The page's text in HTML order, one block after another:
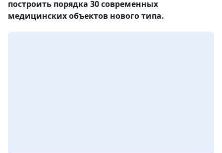
построить порядка 30 современных
медицинских объектов нового типа.